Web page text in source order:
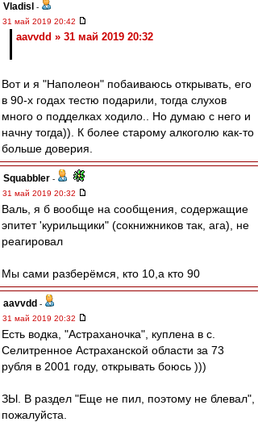
Vladisl
-
31 май 2019 20:42
aavvdd » 31 май 2019 20:32
Вот и я "Наполеон" побаиваюсь открывать, его
в 90-х годах тестю подарили, тогда слухов
много о подделках ходило.. Но думаю с него и
начну тогда)). К более старому алкоголю как-то
больше доверия.
Squabbler -
31 май 2019 20:32
Валь, я б вообще на сообщения, содержащие
эпитет 'курильщики" (сокнижников так, ага), не
реагировал
Мы сами разберёмся, кто 10,а кто 90
aavvdd -
31 май 2019 20:32
Есть водка, "Астраханочка", куплена в с.
Селитренное Астраханской области за 73
рубля в 2001 году, открывать боюсь )))
ЗЫ. В раздел "Еще не пил, поэтому не блевал",
пожалуйста.